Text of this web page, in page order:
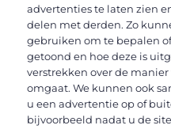
advertenties te laten zien
delen met derden. Zo
gebruiken om te bepalen
getoond en hoe deze is
verstrekken over de
omgaat. We kunnen ook
u een advertentie op of
bijvoorbeeld nadat u de